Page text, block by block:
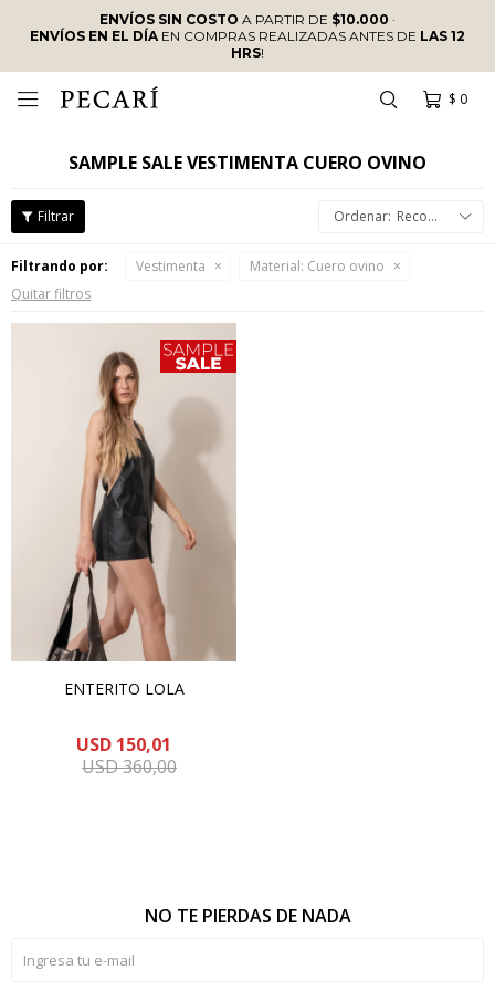
ENVÍOS SIN COSTO A PARTIR DE $10.000 ·
ENVÍOS EN EL DÍAEN COMPRAS REALIZADAS ANTES DE LAS 12
HRS!
$ 0

SAMPLE SALE VESTIMENTA CUERO OVINO
Recomendados
Filtrando por: Vestimenta Material: Cuero ovino
Quitar filtros
ENTERITO LOLA
USD 150,01
USD360,00
NO TE PIERDAS DE NADA